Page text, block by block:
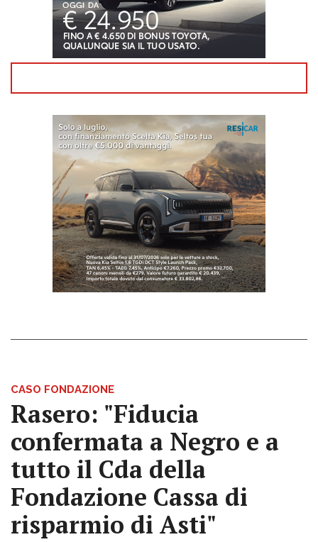
CASO FONDAZIONE
Rasero: "Fiducia
confermata a Negro e a
tutto il Cda della
Fondazione Cassa di
risparmio di Asti"